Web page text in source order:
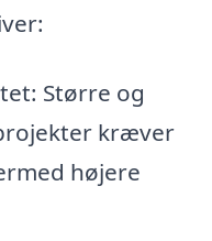
Større og
kræver
højere